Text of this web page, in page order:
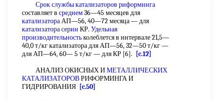
Срок службы катализаторов риформинга
составляет в среднем36—45 месяцев для
катализатораАП—56, 40—72 месяца — для
катализатора серии КР. Удельная
производительностьколеблется в интервале 21,5—
40,0 т/кг катализатора для АП—56, 32—50 т/кг —
для АП—64, 60— 5 т/кг — для КР [6].
[c.12]
АНАЛИЗ ОКИСНЫХ ИМЕТАЛЛИЧЕСКИХ
КАТАЛИЗАТОРОВРИФОРМИНГА И
ГИДРИРОВАНИЯ [c.50]